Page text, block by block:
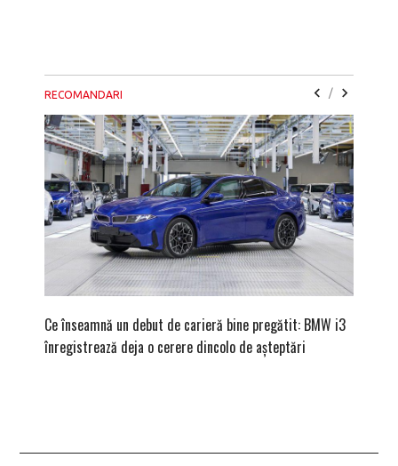
RECOMANDARI /
Ce înseamnă un debut de carieră bine pregătit: BMW i3
înregistrează deja o cerere dincolo de așteptări